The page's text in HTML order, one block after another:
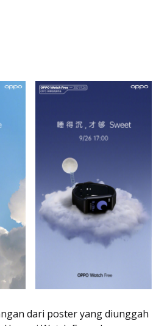
dari poster yang diunggah